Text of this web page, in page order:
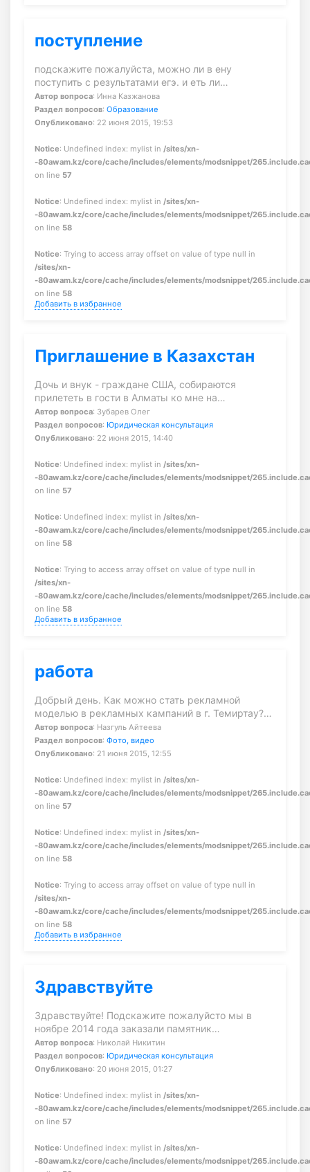
поступление
подскажите пожалуйста, можно ли в ену
поступить с результатами егэ. и еть ли…
Автор вопроса: Инна Казжанова
Раздел вопросов: Образование
Опубликовано: 22 июня 2015, 19:53
Notice: Undefined index: mylist in /sites/xn-
-80awam.kz/core/cache/includes/elements/modsnippet/
on line 57
Notice: Undefined index: mylist in /sites/xn-
-80awam.kz/core/cache/includes/elements/modsnippet/
on line 58
Notice: Trying to access array offset on value of type null in
/sites/xn-
-80awam.kz/core/cache/includes/elements/modsnippet/
on line 58
Добавить в избранное
Приглашение в Казахстан
Дочь и внук - граждане США, собираются
прилететь в гости в Алматы ко мне на…
Автор вопроса: Зубарев Олег
Раздел вопросов: Юридическая консультация
Опубликовано: 22 июня 2015, 14:40
Notice: Undefined index: mylist in /sites/xn-
-80awam.kz/core/cache/includes/elements/modsnippet/
on line 57
Notice: Undefined index: mylist in /sites/xn-
-80awam.kz/core/cache/includes/elements/modsnippet/
on line 58
Notice: Trying to access array offset on value of type null in
/sites/xn-
-80awam.kz/core/cache/includes/elements/modsnippet/
on line 58
Добавить в избранное
работа
Добрый день. Как можно стать рекламной
моделью в рекламных кампаний в г. Темиртау?…
Автор вопроса: Назгуль Айтеева
Раздел вопросов: Фото, видео
Опубликовано: 21 июня 2015, 12:55
Notice: Undefined index: mylist in /sites/xn-
-80awam.kz/core/cache/includes/elements/modsnippet/
on line 57
Notice: Undefined index: mylist in /sites/xn-
-80awam.kz/core/cache/includes/elements/modsnippet/
on line 58
Notice: Trying to access array offset on value of type null in
/sites/xn-
-80awam.kz/core/cache/includes/elements/modsnippet/
on line 58
Добавить в избранное
Здравствуйте
Здравствуйте! Подскажите пожалуйсто мы в
ноябре 2014 года заказали памятник…
Автор вопроса: Николай Никитин
Раздел вопросов: Юридическая консультация
Опубликовано: 20 июня 2015, 01:27
Notice: Undefined index: mylist in /sites/xn-
-80awam.kz/core/cache/includes/elements/modsnippet/
on line 57
Notice: Undefined index: mylist in /sites/xn-
-80awam.kz/core/cache/includes/elements/modsnippet/